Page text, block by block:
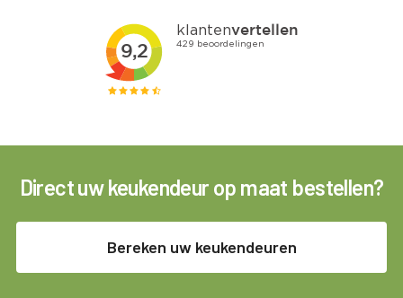
Direct uw keukendeur op maat bestellen?
Bereken uw keukendeuren